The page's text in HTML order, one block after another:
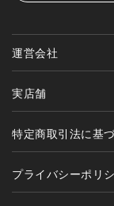
運営会社
実店舗
特定商取引法に基
プライバシーポリ